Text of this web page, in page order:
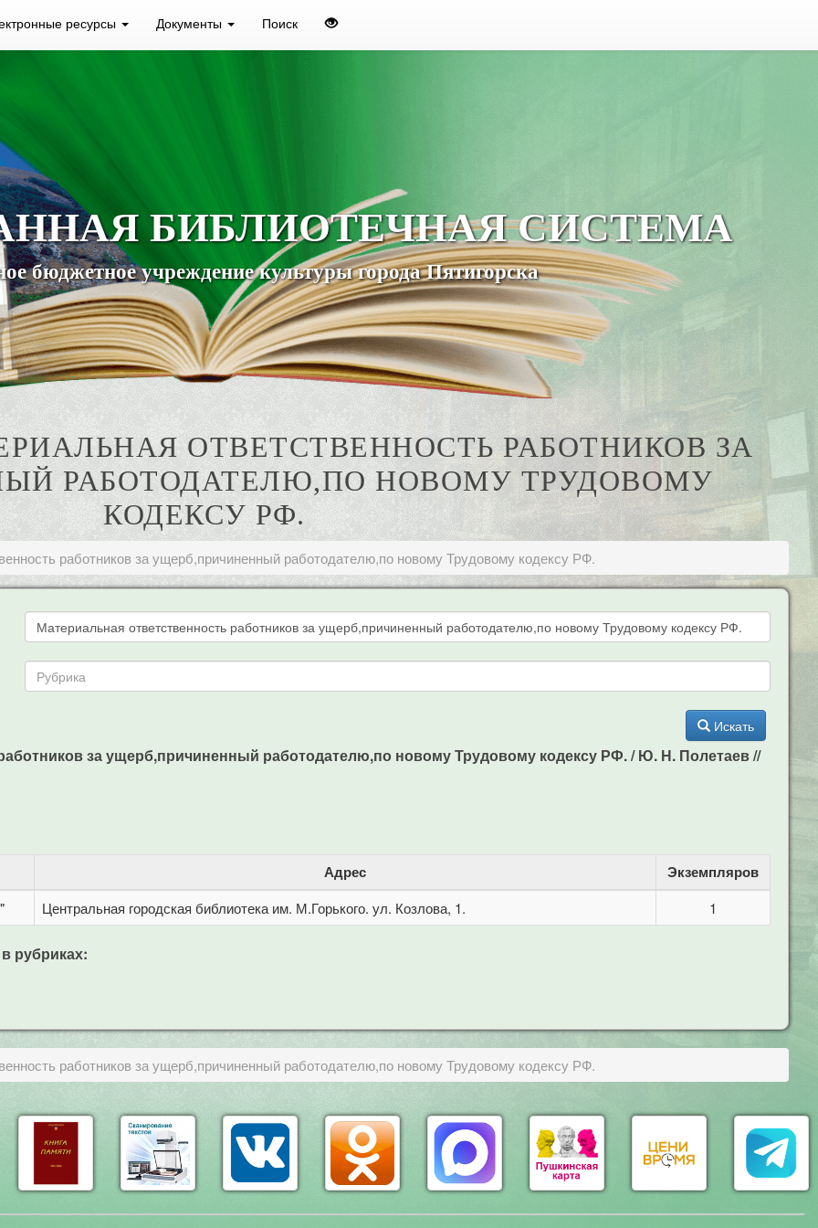
ресурсы Документы Поиск
БИБЛИОТЕЧНАЯ СИСТЕМА
бюджетное учреждение культуры города Пятигорска
ОТВЕТСТВЕННОСТЬ РАБОТНИКОВ ЗА
РАБОТОДАТЕЛЮ,ПО НОВОМУ ТРУДОВОМУ
КОДЕКСУ РФ.
работников за ущерб,причиненный работодателю,по новому Трудовому кодексу РФ.
Искать
за ущерб,причиненный работодателю,по новому Трудовому кодексу РФ. / Ю. Н. Полетаев //
Адрес Экземпляров
Центральная городская библиотека им. М.Горького. ул. Козлова, 1. 1
рубриках:
работников за ущерб,причиненный работодателю,по новому Трудовому кодексу РФ.